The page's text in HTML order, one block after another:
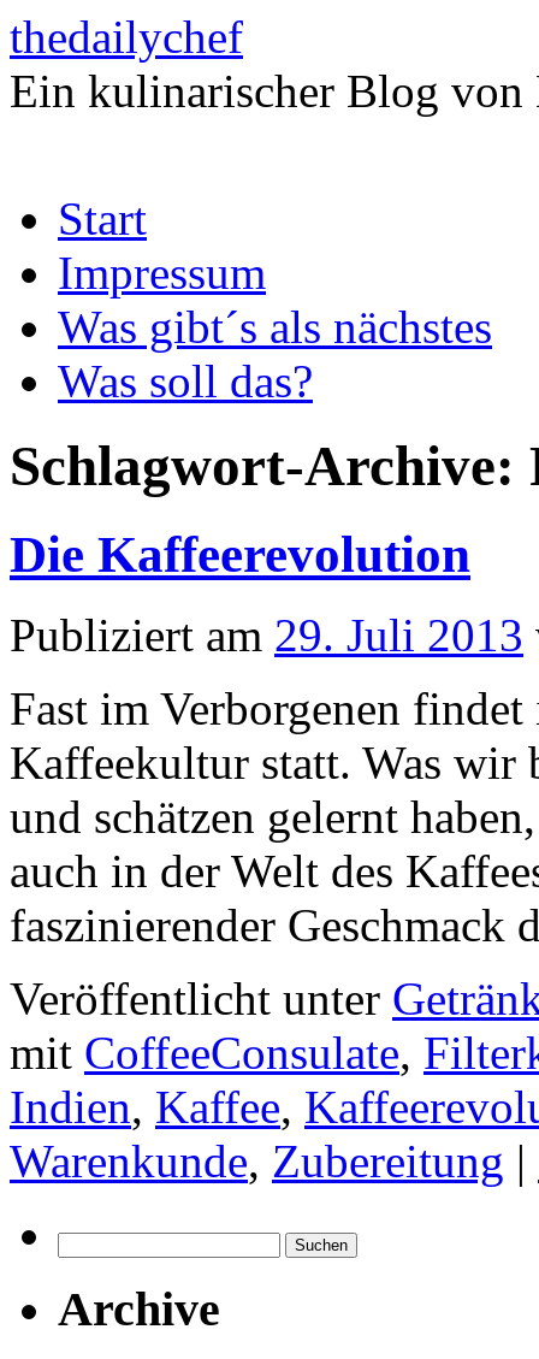
thedailychef
Ein kulinarischer Blog von
Inhalt
springenStart
Impressum
Was gibt´s als nächstes
Was soll das?
Schlagwort-Archive:
Die Kaffeerevolution
Publiziert am 29. Juli 2013
Fast im Verborgenen
Kaffeekultur statt. Was wir
und schätzen gelernt
auch in der Welt des
faszinierender
Veröffentlicht unter
mit CoffeeConsulate,
Indien, Kaffee,
Warenkunde, Zubereitung |
nach:
Archive